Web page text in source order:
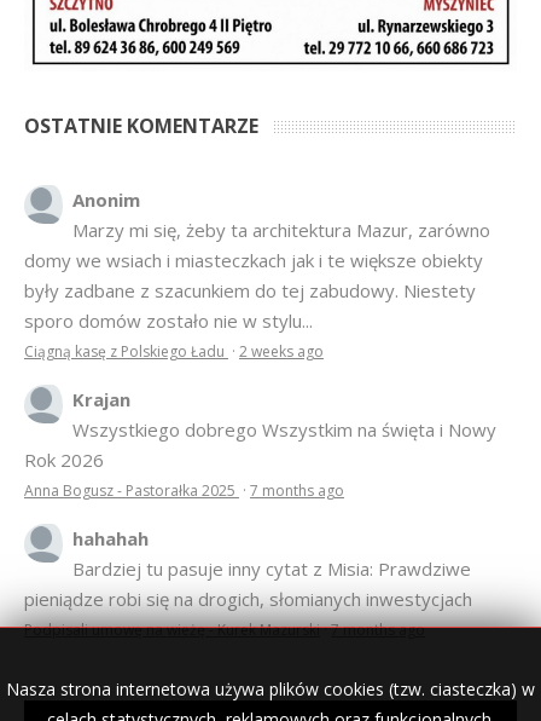
OSTATNIE KOMENTARZE
Anonim
Marzy mi się, żeby ta architektura Mazur, zarówno
domy we wsiach i miasteczkach jak i te większe obiekty
były zadbane z szacunkiem do tej zabudowy. Niestety
sporo domów zostało nie w stylu...
Ciągną kasę z Polskiego Ładu · 2 weeks ago
Krajan
Wszystkiego dobrego Wszystkim na święta i Nowy
Rok 2026
Anna Bogusz - Pastorałka 2025 · 7 months ago
hahahah
Bardziej tu pasuje inny cytat z Misia: Prawdziwe
pieniądze robi się na drogich, słomianych inwestycjach
Podpisali umowę na wieżę - Kurek Mazurski·7 months ago
Nasza strona internetowa używa plików cookies (tzw. ciasteczka) w